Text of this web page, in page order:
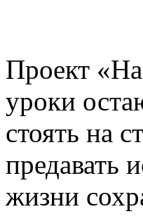
Проект
уроки
стоять на
предавать
жизни